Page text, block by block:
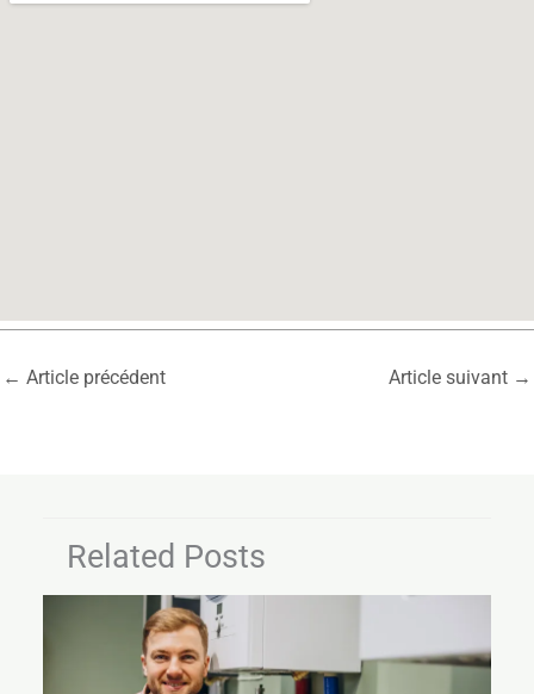
← Article précédent Article suivant →
Related Posts